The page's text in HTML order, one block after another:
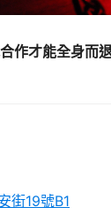
作才能全身而
街19號B1